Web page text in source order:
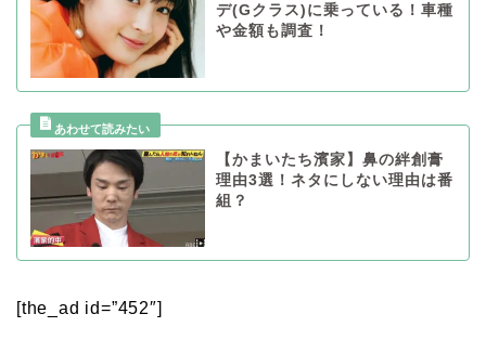
デ(Gクラス)に乗っている！車種
や金額も調査！
【かまいたち濱家】鼻の絆創膏
理由3選！ネタにしない理由は番
組？
[the_ad id=”452″]